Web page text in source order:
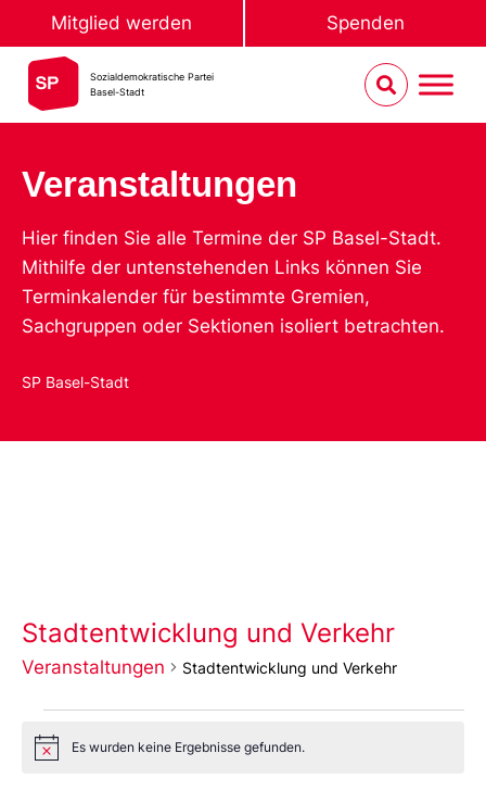
Mitglied werden Spenden
Sozialdemokratische Partei
Basel-Stadt
Veranstaltungen
Hier finden Sie alle Termine der SP Basel-Stadt.
Mithilfe der untenstehenden Links können Sie
Terminkalender für bestimmte Gremien,
Sachgruppen oder Sektionen isoliert betrachten.
SP Basel-Stadt
Stadtentwicklung und Verkehr
Veranstaltungen Stadtentwicklung und Verkehr
NoticeEs wurden keine Ergebnisse gefunden.